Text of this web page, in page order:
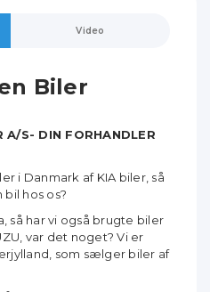
Video
Biler
A/S- DIN FORHANDLER
i Danmark af KIA biler, så
hos os?
så har vi også brugte biler
var det noget?Vi er
som sælger biler af